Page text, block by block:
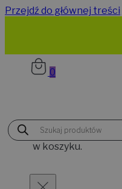
Przejdź do głównej treści
…
Wyszukiwarka
produktów
Brak
produktów